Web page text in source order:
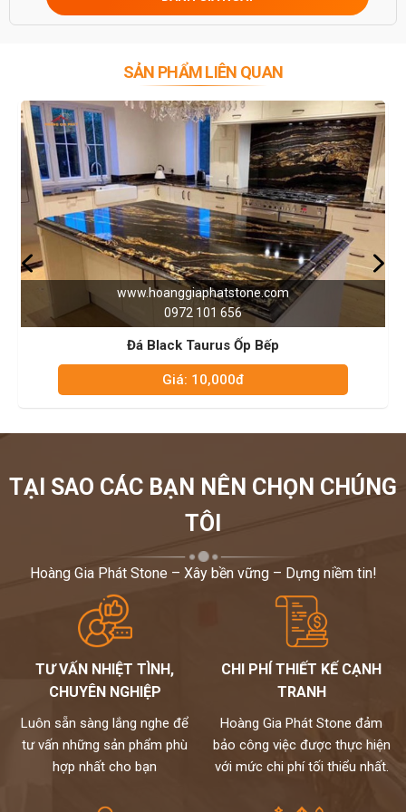
0946916986
SẢN PHẨM LIÊN QUAN
TẠI SAO CÁC BẠN NÊN CHỌN CHÚNG
TÔI
Hoàng Gia Phát Stone – Xây bền vững – Dựng niềm tin!
TƯ VẤN NHIỆT TÌNH,
CHUYÊN NGHIỆP
Luôn sẵn sàng lắng nghe để
tư vấn những sản phẩm phù
hợp nhất cho bạn
CHI PHÍ THIẾT KẾ CẠNH
TRANH
Hoàng Gia Phát Stone đảm
bảo công việc được thực hiện
với mức chi phí tối thiểu nhất.